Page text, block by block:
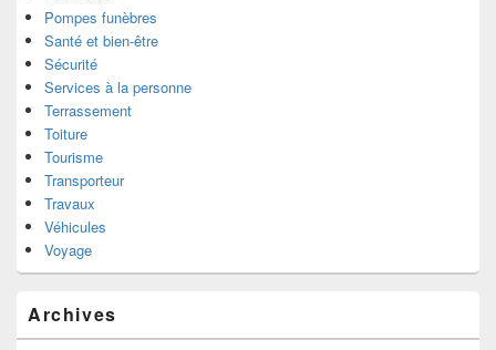
Pompes funèbres
Santé et bien-être
Sécurité
Services à la personne
Terrassement
Toiture
Tourisme
Transporteur
Travaux
Véhicules
Voyage
Archives